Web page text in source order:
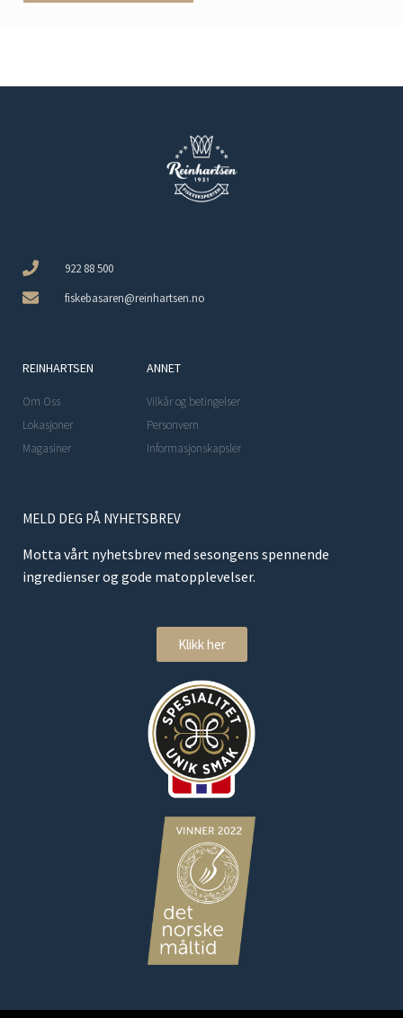
922 88 500
fiskebasaren@reinhartsen.no
REINHARTSEN
Om Oss
Lokasjoner
Magasiner
ANNET
Vilkår og betingelser
Personvern
Informasjonskapsler
MELD DEG PÅ NYHETSBREV
Motta vårt nyhetsbrev med sesongens spennende
ingredienser og gode matopplevelser.
Klikk her